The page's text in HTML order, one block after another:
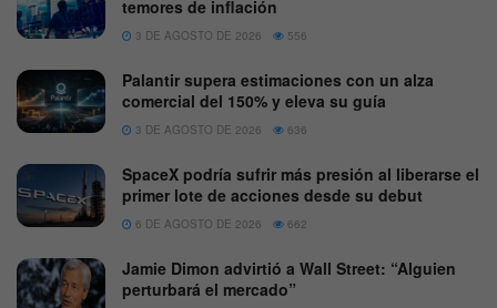
temores de inflación
3 DE AGOSTO DE 2026 556
Palantir supera estimaciones con un alza
comercial del 150% y eleva su guía
3 DE AGOSTO DE 2026 636
SpaceX podría sufrir más presión al liberarse el
primer lote de acciones desde su debut
6 DE AGOSTO DE 2026 662
Jamie Dimon advirtió a Wall Street: “Alguien
perturbará el mercado”